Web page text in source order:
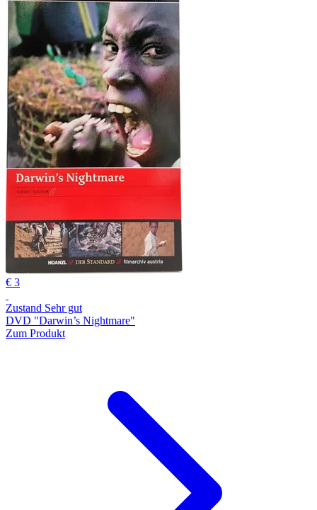
€ 3
Zustand Sehr gut
DVD "Darwin’s Nightmare"
Zum Produkt